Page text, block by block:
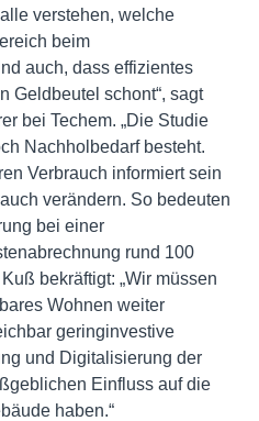
verstehen, welche
beim
auch, dass effizientes
Geldbeutel schont“, sagt
bei Techem. „Die Studie
Nachholbedarf besteht.
Verbrauch informiert sein
verändern. So bedeuten
bei einer
rund 100
bekräftigt: „Wir müssen
Wohnen weiter
geringinvestive
und Digitalisierung der
Einfluss auf die
haben.“